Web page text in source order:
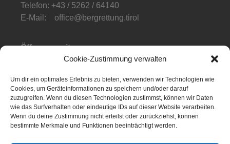
Cookie-Zustimmung verwalten
Um dir ein optimales Erlebnis zu bieten, verwenden wir Technologien wie
Cookies, um Geräteinformationen zu speichern und/oder darauf
zuzugreifen. Wenn du diesen Technologien zustimmst, können wir Daten
wie das Surfverhalten oder eindeutige IDs auf dieser Website verarbeiten.
Wenn du deine Zustimmung nicht erteilst oder zurückziehst, können
bestimmte Merkmale und Funktionen beeinträchtigt werden.
Telefon: +43 / 5262 / 64140
E-Mail: office@bergrettung.tirol
Öffnungszeiten:
Mo-Do: 08:00-17:00
Telefonzeiten:
Mo-Fr: 08:00-12:00